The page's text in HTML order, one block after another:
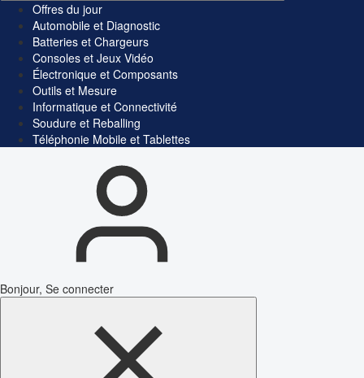
Offres du jour
Automobile et Diagnostic
Batteries et Chargeurs
Consoles et Jeux Vidéo
Électronique et Composants
Outils et Mesure
Informatique et Connectivité
Soudure et Reballing
Téléphonie Mobile et Tablettes
Bonjour, Se connecter